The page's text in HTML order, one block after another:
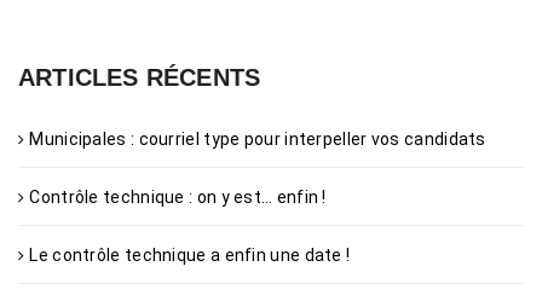
ARTICLES RÉCENTS
Municipales : courriel type pour interpeller vos candidats
Contrôle technique : on y est… enfin !
Le contrôle technique a enfin une date !